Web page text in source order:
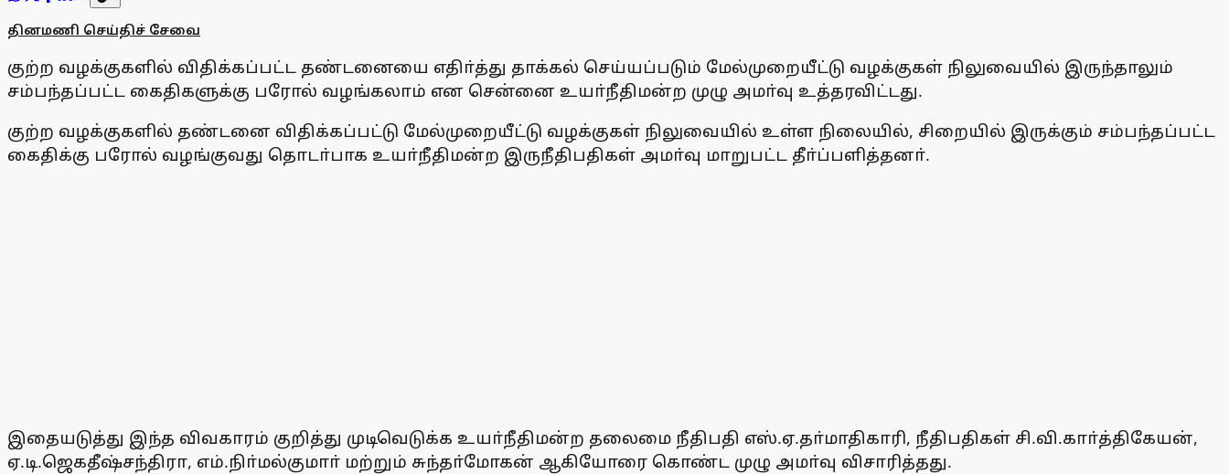
தினமணி செய்திச் சேவை
குற்ற வழக்குகளில் விதிக்கப்பட்ட தண்டனையை எதிா்த்து தாக்கல் செய்யப்படும் மேல்முறையீட்டு வழக்குகள் நிலுவையில் இருந்தாலும்
சம்பந்தப்பட்ட கைதிகளுக்கு பரோல் வழங்கலாம் என சென்னை உயா்நீதிமன்ற முழு அமா்வு உத்தரவிட்டது.
குற்ற வழக்குகளில் தண்டனை விதிக்கப்பட்டு மேல்முறையீட்டு வழக்குகள் நிலுவையில் உள்ள நிலையில், சிறையில் இருக்கும் சம்பந்தப்பட்ட
கைதிக்கு பரோல் வழங்குவது தொடா்பாக உயா்நீதிமன்ற இருநீதிபதிகள் அமா்வு மாறுபட்ட தீா்ப்பளித்தனா்.
இதையடுத்து இந்த விவகாரம் குறித்து முடிவெடுக்க உயா்நீதிமன்ற தலைமை நீதிபதி எஸ்.ஏ.தா்மாதிகாரி, நீதிபதிகள் சி.வி.காா்த்திகேயன்,
ஏ.டி.ஜெகதீஷ்சந்திரா, எம்.நிா்மல்குமாா் மற்றும் சுந்தா்மோகன் ஆகியோரை கொண்ட முழு அமா்வு விசாரித்தது.